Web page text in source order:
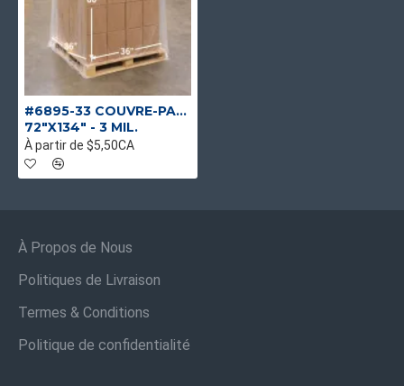
#6895-33 COUVRE-PALETTE TRANSPARENT
72"X134" - 3 MIL.
À partir de $5,50CA
À Propos de Nous
Politiques de Livraison
Termes & Conditions
Politique de confidentialité